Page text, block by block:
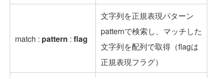
match : pattern : flag
文字列を正規表現パターン
patternで検索し、マッチした
文字列を配列で取得（flagは
正規表現フラグ）